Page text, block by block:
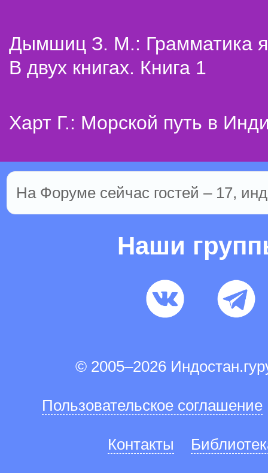
Дымшиц З. М.: Грамматика
В двух книгах. Книга 1
Харт Г.: Морской путь в
На Форуме сейчас гостей – 17,
Наши
© 2005–2026
Пользовательское соглашение
Контакты